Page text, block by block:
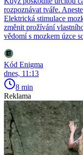
rozpoznávat tváře.
Elektrická stimulace
změnit prožívání
vědomí s mozkem úzce
Kód Enigma
dnes, 11:13
8 min
Reklama